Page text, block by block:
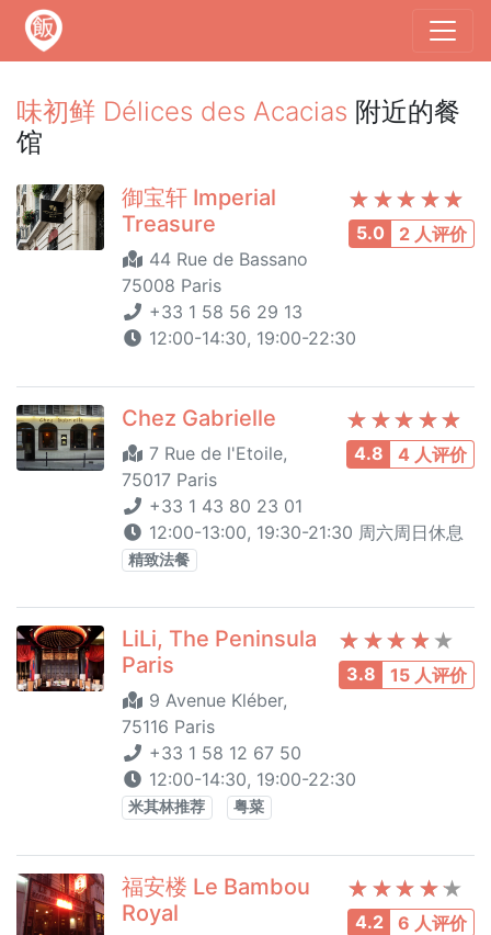
味初鲜 Délices des Acacias 附近的餐
馆
5.0 2 人评价
御宝轩 Imperial
Treasure
44 Rue de Bassano
75008 Paris
+33 1 58 56 29 13
12:00-14:30, 19:00-22:30
4.8 4 人评价
Chez Gabrielle
7 Rue de l'Etoile,
75017 Paris
+33 1 43 80 23 01
12:00-13:00, 19:30-21:30 周六周日休息
精致法餐
3.8 15 人评价
LiLi, The Peninsula
Paris
9 Avenue Kléber,
75116 Paris
+33 1 58 12 67 50
12:00-14:30, 19:00-22:30
米其林推荐 粤菜
4.2 6 人评价
福安楼 Le Bambou
Royal